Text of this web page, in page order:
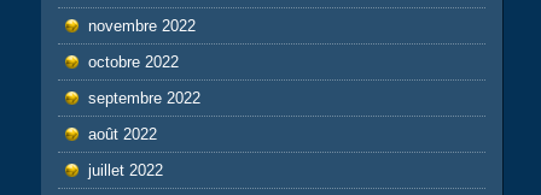
novembre 2022
octobre 2022
septembre 2022
août 2022
juillet 2022